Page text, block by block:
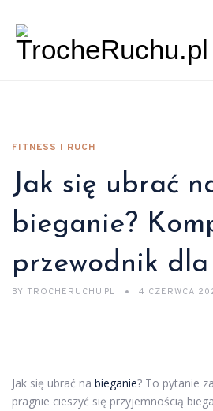
FITNESS I RUCH
Jak się ubrać
bieganie?
przewodnik
BY TROCHERUCHU.PL 4 CZERWCA
Jak się ubrać na bieganie? To pytanie
pragnie cieszyć się przyjemnością